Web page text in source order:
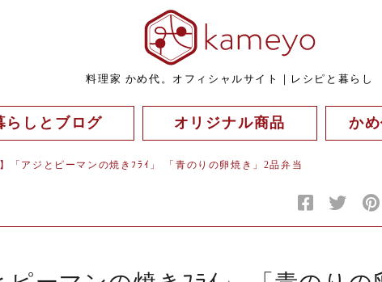
料理家 かめ代。オフィシャルサイト｜レシピと暮らし
らしとブログ オリジナル商品 か
】「アジとピーマンの焼きﾌﾗｲ」 「青のりの卵焼き」2品弁当